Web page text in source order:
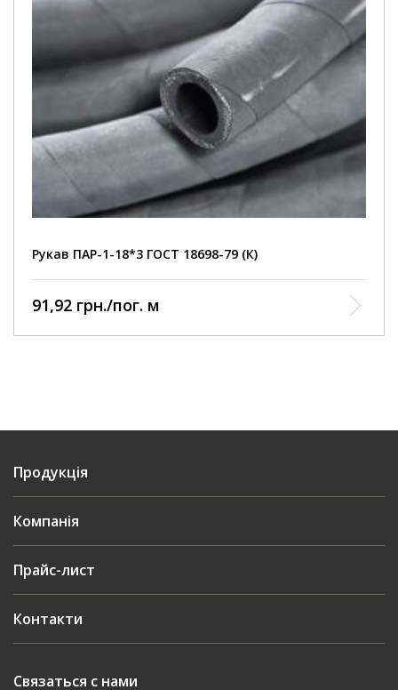
Рукав ПАР-1-18*3 ГОСТ 18698-79 (К)
91,92 грн./пог. м
Продукція
Компанія
Прайс-лист
Контакти
Связаться с нами